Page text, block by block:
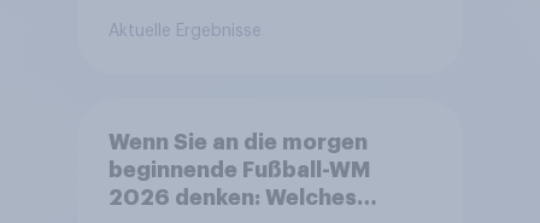
Aktuelle Ergebnisse
Wenn Sie an die morgen
beginnende Fußball-WM
2026 denken: Welches